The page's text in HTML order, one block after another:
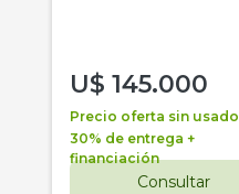
U$ 145.000
Precio oferta sin usado
30% de entrega +
financiación
Consultar